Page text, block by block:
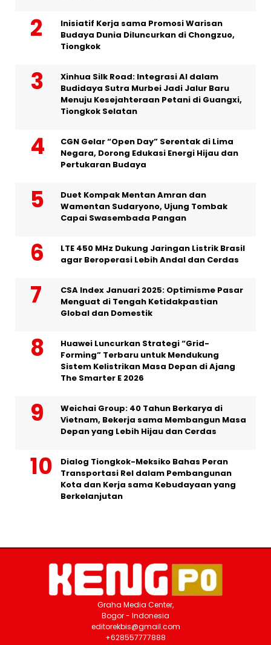
Inisiatif Kerja sama Promosi Warisan
Budaya Dunia Diluncurkan di Chongzuo,
Tiongkok
Xinhua Silk Road: Integrasi AI dalam
Budidaya Sutra Murbei Jadi Jalur Baru
Menuju Kesejahteraan Petani di Guangxi,
Tiongkok Selatan
CGN Gelar “Open Day” Serentak di Lima
Negara, Dorong Edukasi Energi Hijau dan
Pertukaran Budaya
Duet Kompak Mentan Amran dan
Wamentan Sudaryono, Ujung Tombak
Capai Swasembada Pangan
LTE 450 MHz Dukung Jaringan Listrik Brasil
agar Beroperasi Lebih Andal dan Cerdas
CSA Index Januari 2025: Optimisme Pasar
Menguat di Tengah Ketidakpastian
Global dan Domestik
Huawei Luncurkan Strategi “Grid-
Forming” Terbaru untuk Mendukung
Sistem Kelistrikan Masa Depan di Ajang
The Smarter E 2026
Weichai Group: 40 Tahun Berkarya di
Vietnam, Bekerja sama Membangun Masa
Depan yang Lebih Hijau dan Cerdas
Dialog Tiongkok-Meksiko Bahas Peran
Transportasi Rel dalam Pembangunan
Kota dan Kerja sama Kebudayaan yang
Berkelanjutan
Graha Media Center,
Bogor - Indonesia
editorekbis@gmail.com
+628557777888